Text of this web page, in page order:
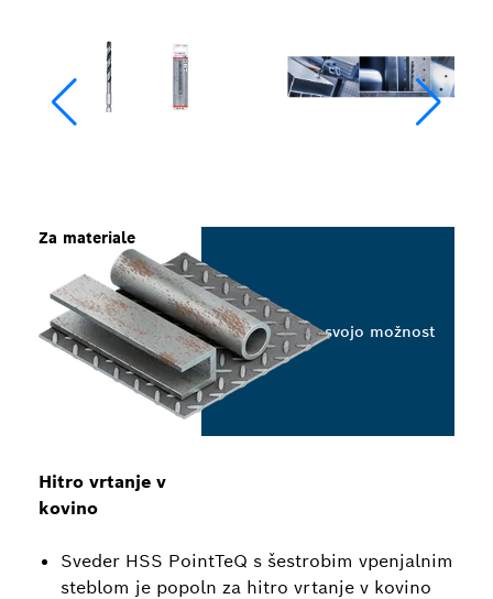
Hitro vrtanje v
kovino
Sveder HSS PointTeQ s šestrobim vpenjalnim
steblom je popoln za hitro vrtanje v kovino
Za materiale
Izberite svojo možnost